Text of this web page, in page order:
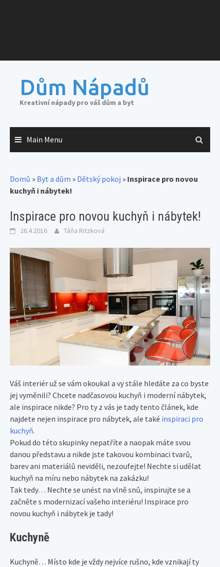
Dům Nápadů
Kreativní nápady pro váš dům a byt
Main Menu
Domů » Byt a dům » Dětský pokoj » Inspirace pro novou
kuchyň i nábytek!
Inspirace pro novou kuchyň i nábytek!
26.4.2016 Táňa Ritzková
Váš interiér už se vám okoukal a vy stále hledáte za co byste
jej vyměnili? Chcete nadčasovou kuchyň i moderní nábytek,
ale inspirace nikde? Pro ty z vás je tady tento článek, kde
najdete nejen inspirace pro nábytek, ale také inspiraci pro
kuchyň.
Pokud do této skupinky nepatříte a naopak máte svou
danou představu a nikde jste takovou kombinaci tvarů,
barev ani materiálů neviděli, nezoufejte! Nechte si udělat
kuchyň na míru nebo nábytek na zakázku!
Tak tedy… Nechte se unést na vlně snů, inspirujte se a
začněte s modernizací vašeho interiéru! Inspirace pro
novou kuchyň i nábytek je tady!
Kuchyně
Kuchyně… Místo kde je vždy nejvíce rušno, kde vznikají ty